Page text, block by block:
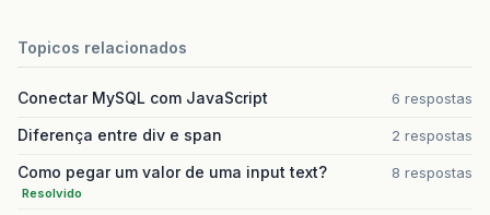
Topicos relacionados
Conectar MySQL com JavaScript 6 respostas
Diferença entre div e span 2 respostas
Como pegar um valor de uma input text?
Resolvido
8 respostas